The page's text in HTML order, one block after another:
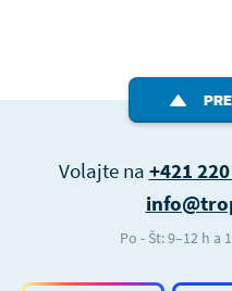
Volajte na +421
Po - Št: 9–12 h a